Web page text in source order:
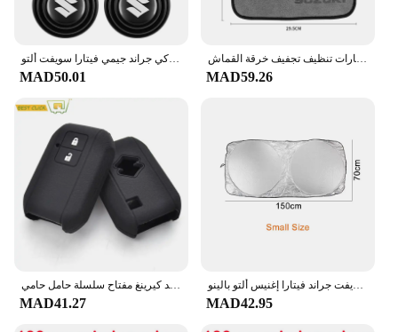
باب السيارة امتصاص الصدمات عازلة واقية ملصقات عازلة للصوت منصات المطاط اكسسوارات لسوزوكي جراند جيمي فيتارا سويفت ألتو
MAD50.01
غسيل السيارات منشفة من الألياف الدقيقة شعار السيارات تنظيف تجفيف خرقة القماش Auot اكسسوارات لسوزوكي جراند سويفت جيمي فيتارا بالينو SX4
MAD59.26
غطاء مفتاح من السيليكون لسوزوكي سويفت 2017 2018 بدون مفتاح فوب شل الجلد كيرينغ مفتاح سلسلة حامل حامي
MAD41.27
غطاء شمسي للزجاج الأمامي للسيارة سوزوكي جيمي سويفت جراند فيتارا إغنيس ألتو بالينو SX4 الساموراي S-Cross Celerio اكسسوارات السيارات
MAD42.95